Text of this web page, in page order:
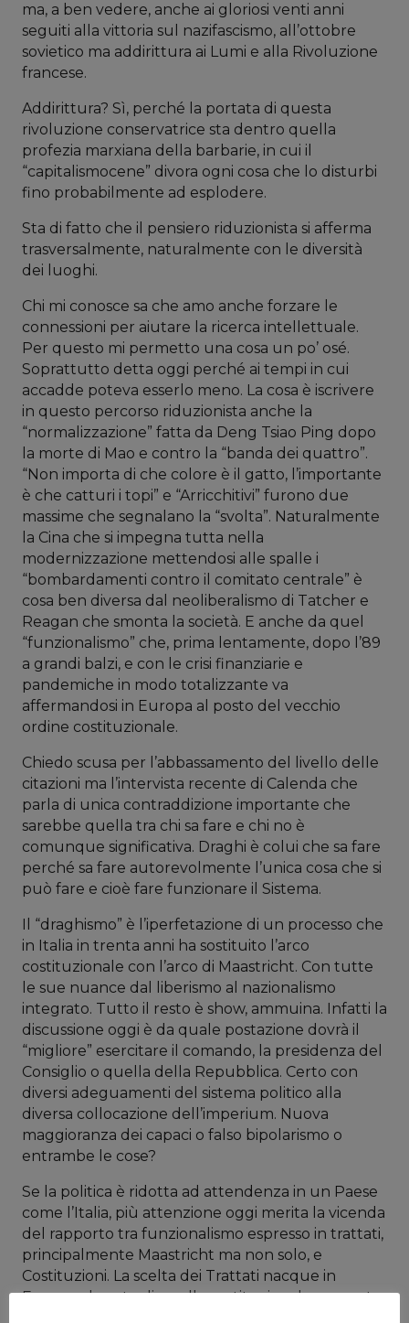
ma, a ben vedere, anche ai gloriosi venti anni
seguiti alla vittoria sul nazifascismo, all’ottobre
sovietico ma addirittura ai Lumi e alla Rivoluzione
francese.
Addirittura? Sì, perché la portata di questa
rivoluzione conservatrice sta dentro quella
profezia marxiana della barbarie, in cui il
“capitalismocene” divora ogni cosa che lo disturbi
fino probabilmente ad esplodere.
Sta di fatto che il pensiero riduzionista si afferma
trasversalmente, naturalmente con le diversità
dei luoghi.
Chi mi conosce sa che amo anche forzare le
connessioni per aiutare la ricerca intellettuale.
Per questo mi permetto una cosa un po’ osé.
Soprattutto detta oggi perché ai tempi in cui
accadde poteva esserlo meno. La cosa è iscrivere
in questo percorso riduzionista anche la
“normalizzazione” fatta da Deng Tsiao Ping dopo
la morte di Mao e contro la “banda dei quattro”.
“Non importa di che colore è il gatto, l’importante
è che catturi i topi” e “Arricchitivi” furono due
massime che segnalano la “svolta”. Naturalmente
la Cina che si impegna tutta nella
modernizzazione mettendosi alle spalle i
“bombardamenti contro il comitato centrale” è
cosa ben diversa dal neoliberalismo di Tatcher e
Reagan che smonta la società. E anche da quel
“funzionalismo” che, prima lentamente, dopo l’89
a grandi balzi, e con le crisi finanziarie e
pandemiche in modo totalizzante va
affermandosi in Europa al posto del vecchio
ordine costituzionale.
Chiedo scusa per l’abbassamento del livello delle
citazioni ma l’intervista recente di Calenda che
parla di unica contraddizione importante che
sarebbe quella tra chi sa fare e chi no è
comunque significativa. Draghi è colui che sa fare
perché sa fare autorevolmente l’unica cosa che si
può fare e cioè fare funzionare il Sistema.
Il “draghismo” è l’iperfetazione di un processo che
in Italia in trenta anni ha sostituito l’arco
costituzionale con l’arco di Maastricht. Con tutte
le sue nuance dal liberismo al nazionalismo
integrato. Tutto il resto è show, ammuina. Infatti la
discussione oggi è da quale postazione dovrà il
“migliore” esercitare il comando, la presidenza del
Consiglio o quella della Repubblica. Certo con
diversi adeguamenti del sistema politico alla
diversa collocazione dell’imperium. Nuova
maggioranza dei capaci o falso bipolarismo o
entrambe le cose?
Se la politica è ridotta ad attendenza in un Paese
come l’Italia, più attenzione oggi merita la vicenda
del rapporto tra funzionalismo espresso in trattati,
principalmente Maastricht ma non solo, e
Costituzioni. La scelta dei Trattati nacque in
Europa al posto di quella costituzionale proposta